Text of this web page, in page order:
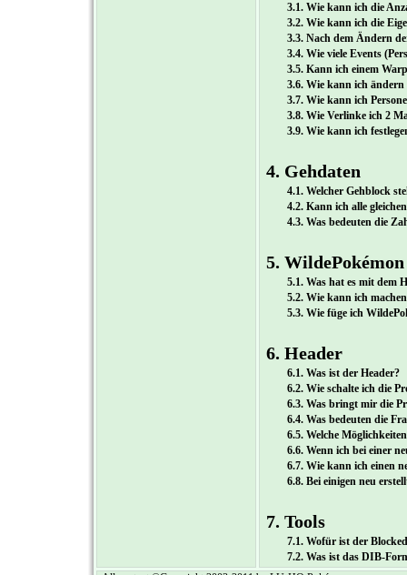
3.1. Wie kann ich die
3.2. Wie kann ich die
3.3. Nach dem Ändern
3.4. Wie viele Events
3.5. Kann ich einem
3.6. Wie kann ich ändern
3.7. Wie kann ich
3.8. Wie Verlinke ich 2
3.9. Wie kann ich
4. Gehdaten
4.1. Welcher Gehblock
4.2. Kann ich alle
4.3. Was bedeuten die
5. WildePokémon
5.1. Was hat es mit dem
5.2. Wie kann ich
5.3. Wie füge ich
6. Header
6.1. Was ist der Header?
6.2. Wie schalte ich die
6.3. Was bringt mir die
6.4. Was bedeuten die
6.5. Welche
6.6. Wenn ich bei einer
6.7. Wie kann ich einen
6.8. Bei einigen neu
7. Tools
7.1. Wofür ist der
7.2. Was ist das DIB-